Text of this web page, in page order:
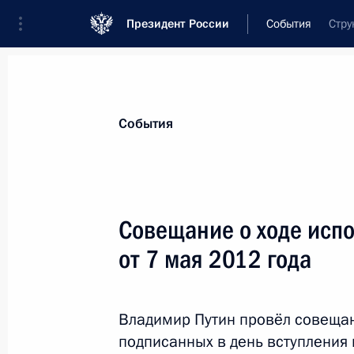
Президент России События
Новости
Владимир Путин встретится с
События
Совещание о ходе
от 7 мая 2012 года
Владимир Путин провёл
подписанных в день